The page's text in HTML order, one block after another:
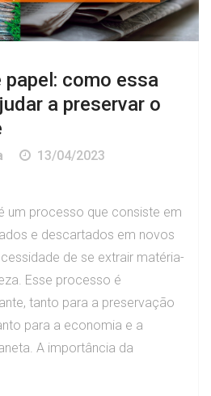
papel: como essa
a preservar o
13/04/2023
um processo que consiste em
e descartados em novos
de se extrair matéria-
Esse processo é
tanto para a preservação
para a economia e a
A importância da